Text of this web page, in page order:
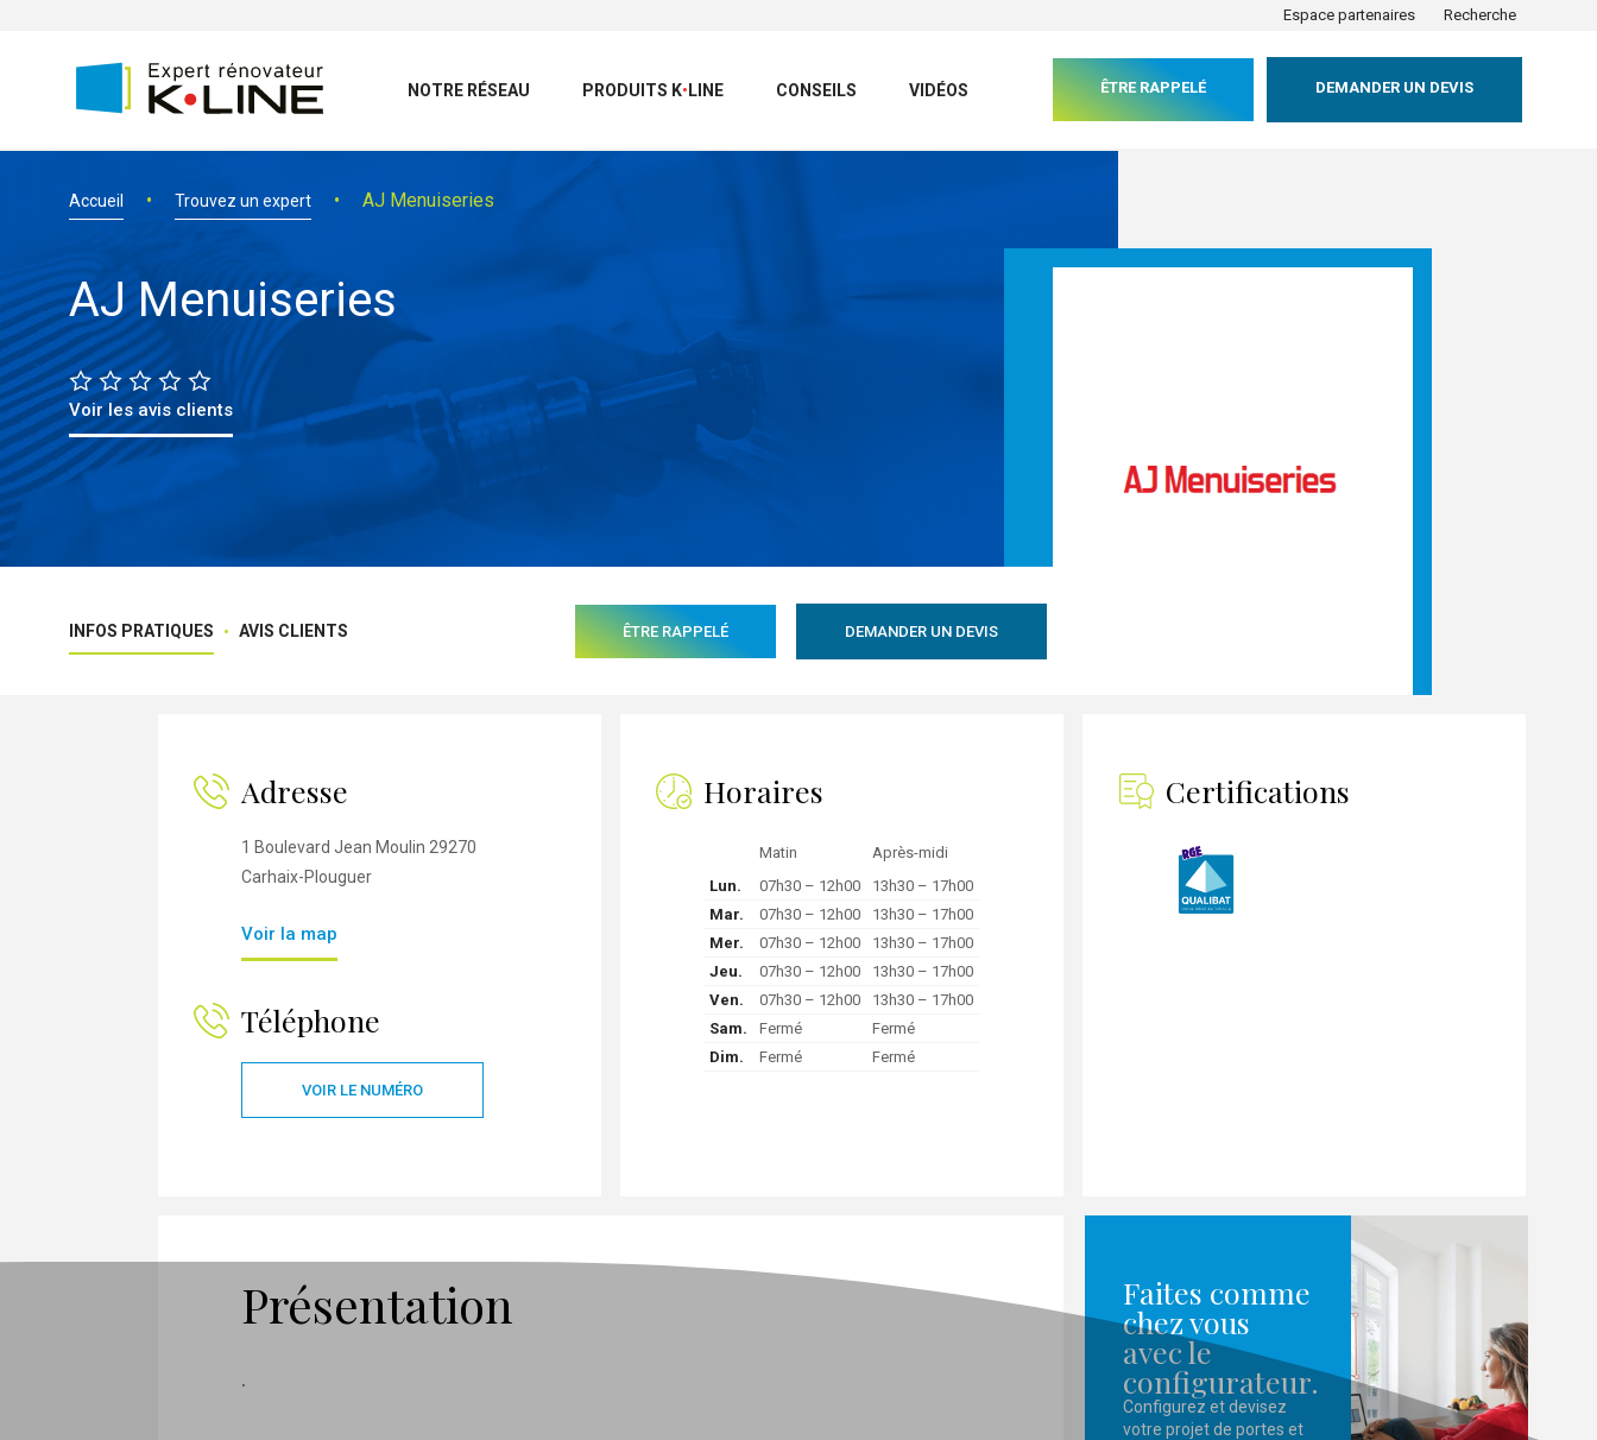
Espace partenaires Recherche
NOTRE RÉSEAU PRODUITS K•LINE CONSEILS VIDÉOS ÊTRE RAPPELÉ DEMANDER UN DEVIS
Accueil Trouvez un expert AJ Menuiseries
AJ Menuiseries
Voir les avis clients
INFOS PRATIQUES AVIS CLIENTS ÊTRE RAPPELÉ DEMANDER UN DEVIS
Adresse
1 Boulevard Jean Moulin 29270
Carhaix-Plouguer
Voir la map
Téléphone
VOIR LE NUMÉRO
Horaires
Matin
Après-midi
Lun.
07h30 – 12h00
13h30 – 17h00
Mar.
07h30 – 12h00
13h30 – 17h00
Mer.
07h30 – 12h00
13h30 – 17h00
Jeu.
07h30 – 12h00
13h30 – 17h00
Ven.
07h30 – 12h00
13h30 – 17h00
Sam.
Fermé
Fermé
Dim.
Fermé Fermé
Certifications
Présentation
.
Faites comme
chez vous
avec le
configurateur.
Configurez et devisez
votre projet de portes et